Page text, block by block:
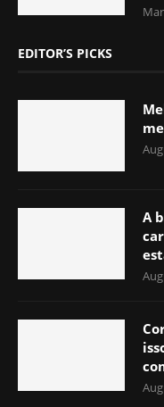
EDITOR’S PICKS
A